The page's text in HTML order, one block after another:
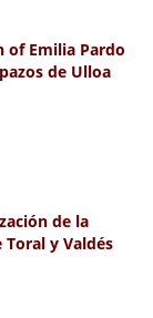
of Emilia Pardo
de Ulloa
de la
y Valdés